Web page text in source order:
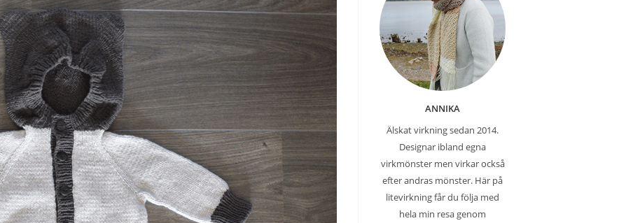
ANNIKA
Älskat virkning sedan 2014.
Designar ibland egna
virkmönster men virkar också
efter andras mönster. Här på
litevirkning får du följa med
hela min resa genom